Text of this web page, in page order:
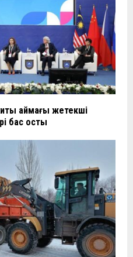
аймағы жетекші
бас қосты